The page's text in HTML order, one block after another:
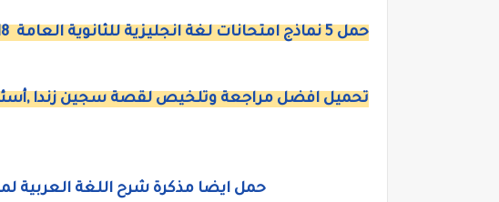
حمل 5 نماذج امتحانات لغة انجليزية للثانوية العامة 2018 للمستر بيومى غريب
تحميل افضل مراجعة وتلخيص لقصة سجين زندا
حمل ايضا مذكرة شرح اللغة العربية